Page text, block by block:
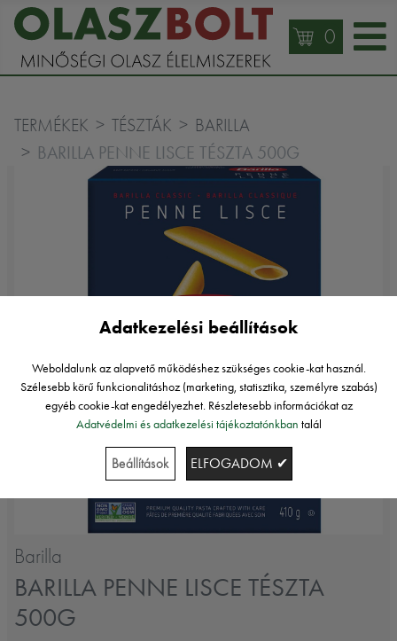
0
TERMÉKEK TÉSZTÁK BARILLA
BARILLA PENNE LISCE TÉSZTA 500G
Barilla
BARILLA PENNE LISCE TÉSZTA
500G
Adatkezelési beállítások
Weboldalunk az alapvető működéshez szükséges cookie-kat használ.
Szélesebb körű funkcionalitáshoz (marketing, statisztika, személyre szabás)
egyéb cookie-kat engedélyezhet. Részletesebb információkat az
Adatvédelmi és adatkezelési tájékoztatónkban talál
Beállítások ELFOGADOM ✔